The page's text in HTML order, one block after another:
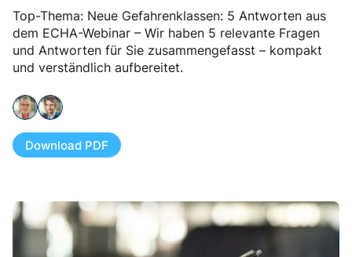
Top-Thema: Neue Gefahrenklassen: 5 Antworten aus
dem ECHA-Webinar – Wir haben 5 relevante Fragen
und Antworten für Sie zusammengefasst – kompakt
und verständlich aufbereitet.
Download PDF